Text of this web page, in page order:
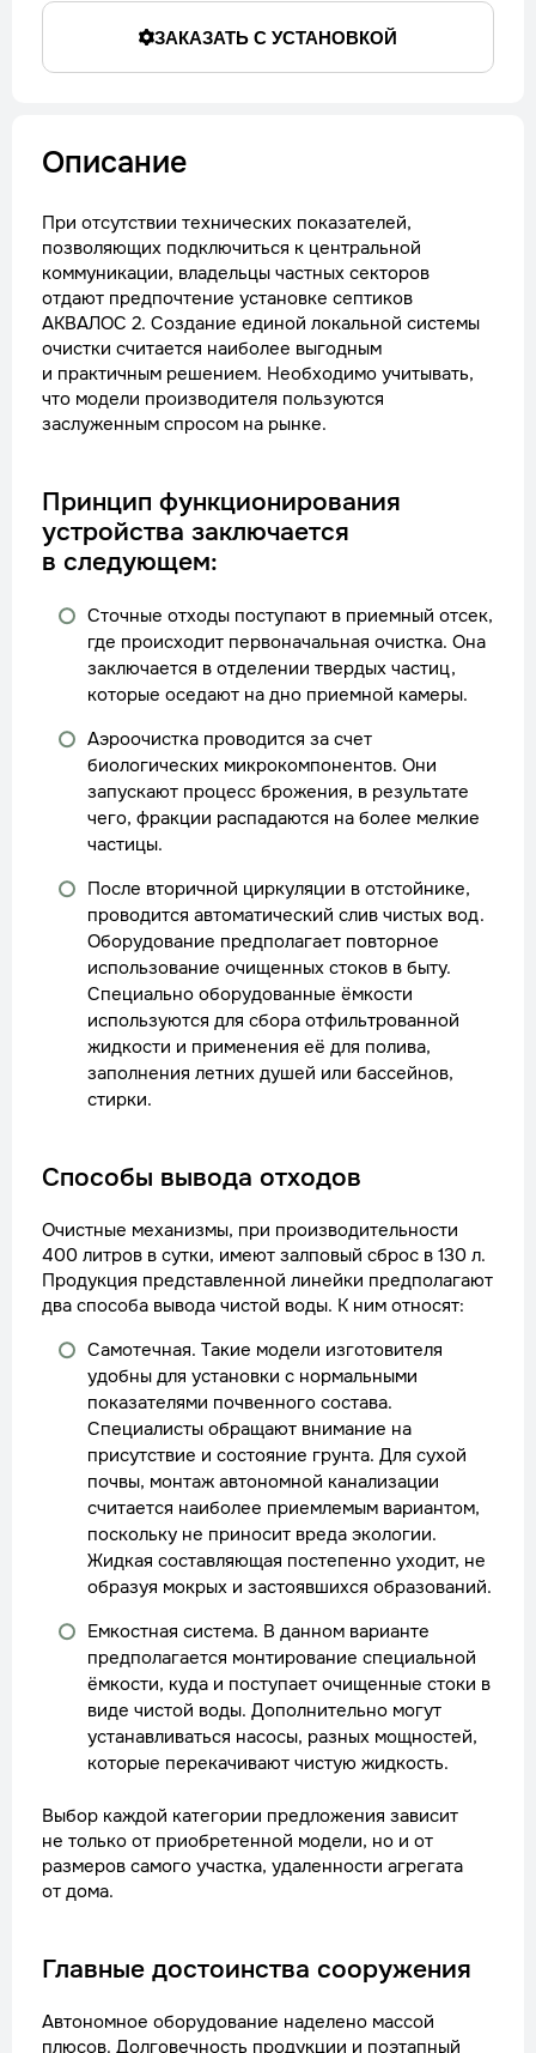
ЗАКАЗАТЬ С УСТАНОВКОЙ
Описание
При отсутствии технических показателей,
позволяющих подключиться к центральной
коммуникации, владельцы частных секторов
отдают предпочтение установке септиков
АКВАЛОС 2. Создание единой локальной системы
очистки считается наиболее выгодным
и практичным решением. Необходимо учитывать,
что модели производителя пользуются
заслуженным спросом на рынке.
Принцип функционирования
устройства заключается
в следующем:
Сточные отходы поступают в приемный отсек,
где происходит первоначальная очистка. Она
заключается в отделении твердых частиц,
которые оседают на дно приемной камеры.
Аэроочистка проводится за счет
биологических микрокомпонентов. Они
запускают процесс брожения, в результате
чего, фракции распадаются на более мелкие
частицы.
После вторичной циркуляции в отстойнике,
проводится автоматический слив чистых вод.
Оборудование предполагает повторное
использование очищенных стоков в быту.
Специально оборудованные ёмкости
используются для сбора отфильтрованной
жидкости и применения её для полива,
заполнения летних душей или бассейнов,
стирки.
Способы вывода отходов
Очистные механизмы, при производительности
400 литров в сутки, имеют залповый сброс в 130 л.
Продукция представленной линейки предполагают
два способа вывода чистой воды. К ним относят:
Самотечная. Такие модели изготовителя
удобны для установки с нормальными
показателями почвенного состава.
Специалисты обращают внимание на
присутствие и состояние грунта. Для сухой
почвы, монтаж автономной канализации
считается наиболее приемлемым вариантом,
поскольку не приносит вреда экологии.
Жидкая составляющая постепенно уходит, не
образуя мокрых и застоявшихся образований.
Емкостная система. В данном варианте
предполагается монтирование специальной
ёмкости, куда и поступает очищенные стоки в
виде чистой воды. Дополнительно могут
устанавливаться насосы, разных мощностей,
которые перекачивают чистую жидкость.
Выбор каждой категории предложения зависит
не только от приобретенной модели, но и от
размеров самого участка, удаленности агрегата
от дома.
Главные достоинства сооружения
Автономное оборудование наделено массой
плюсов. Долговечность продукции и поэтапный